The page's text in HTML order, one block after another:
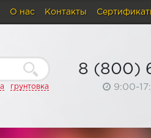
О нас Контакты
грунтовка
8 (800)
9:00-